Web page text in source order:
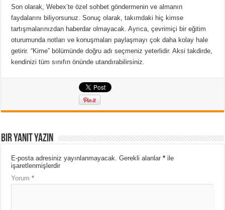
Son olarak, Webex’te özel sohbet göndermenin ve almanın
faydalarını biliyorsunuz.Sonuç olarak, takımdaki hiç kimse
tartışmalarınızdan haberdar olmayacak.Ayrıca, çevrimiçi bir eğitim
oturumunda notları ve konuşmaları paylaşmayı çok daha kolay hale
getirir.“Kime” bölümünde doğru adı seçmeniz yeterlidir.Aksi takdirde,
kendinizi tüm sınıfın önünde utandırabilirsiniz.
Bir yanıt yazın
E-posta adresiniz yayınlanmayacak. Gerekli alanlar* ile
işaretlenmişlerdir
Yorum*